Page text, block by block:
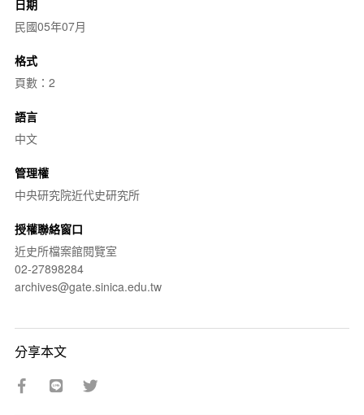
日期
民國05年07月
格式
頁數：2
語言
中文
管理權
中央研究院近代史研究所
授權聯絡窗口
近史所檔案館閱覽室
02-27898284
archives@gate.sinica.edu.tw
分享本文